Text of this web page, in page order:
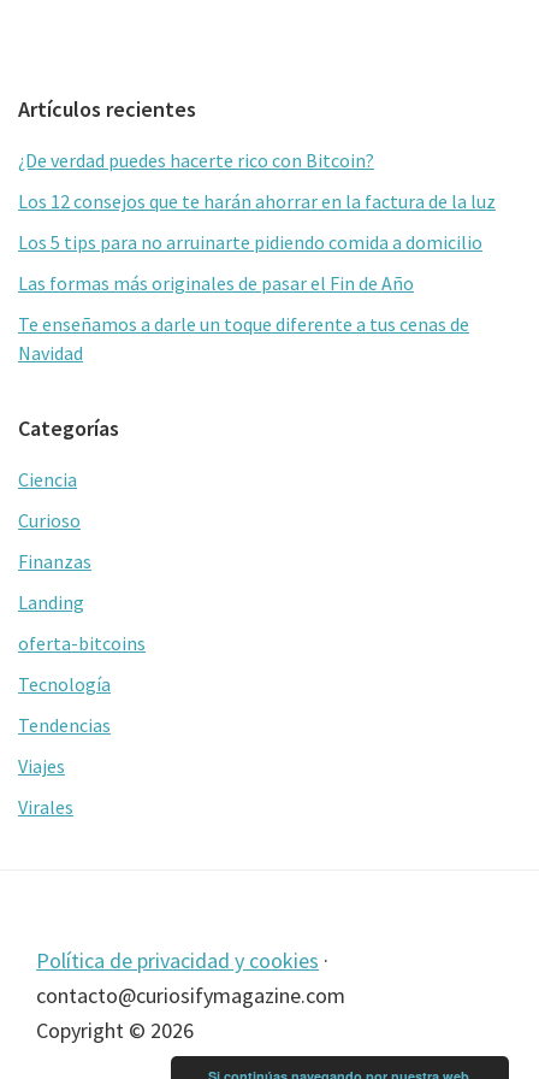
Barra
lateral
primaria
Artículos recientes
¿De verdad puedes hacerte rico con Bitcoin?
Los 12 consejos que te harán ahorrar en la factura de la luz
Los 5 tips para no arruinarte pidiendo comida a domicilio
Las formas más originales de pasar el Fin de Año
Te enseñamos a darle un toque diferente a tus cenas de
Navidad
Categorías
Ciencia
Curioso
Finanzas
Landing
oferta-bitcoins
Tecnología
Tendencias
Viajes
Virales
Footer
Política de privacidad y cookies ·
contacto@curiosifymagazine.com
Copyright © 2026